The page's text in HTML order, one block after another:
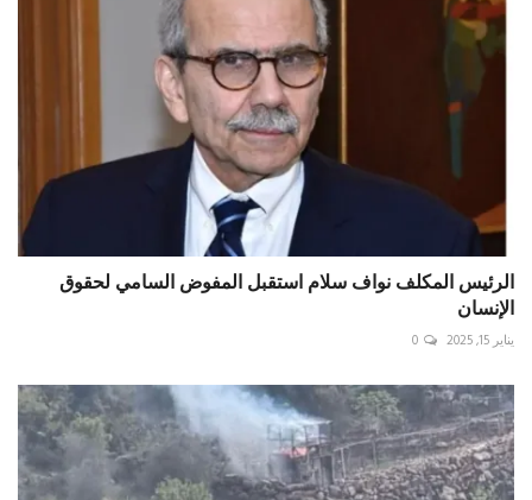
الرئيس المكلف نواف سلام استقبل المفوض السامي لحقوق
الإنسان
يناير 15, 2025 0